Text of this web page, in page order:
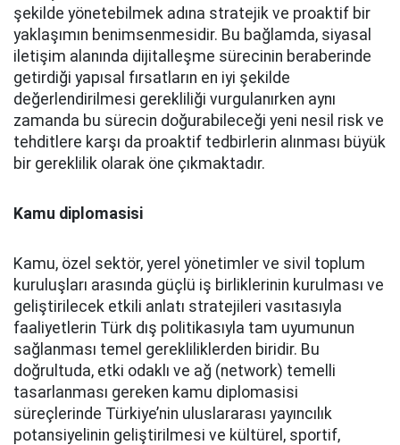
şekilde yönetebilmek adına stratejik ve proaktif bir
yaklaşımın benimsenmesidir. Bu bağlamda, siyasal
iletişim alanında dijitalleşme sürecinin beraberinde
getirdiği yapısal fırsatların en iyi şekilde
değerlendirilmesi gerekliliği vurgulanırken aynı
zamanda bu sürecin doğurabileceği yeni nesil risk ve
tehditlere karşı da proaktif tedbirlerin alınması büyük
bir gereklilik olarak öne çıkmaktadır.
Kamu diplomasisi
Kamu, özel sektör, yerel yönetimler ve sivil toplum
kuruluşları arasında güçlü iş birliklerinin kurulması ve
geliştirilecek etkili anlatı stratejileri vasıtasıyla
faaliyetlerin Türk dış politikasıyla tam uyumunun
sağlanması temel gerekliliklerden biridir. Bu
doğrultuda, etki odaklı ve ağ (network) temelli
tasarlanması gereken kamu diplomasisi
süreçlerinde Türkiye’nin uluslararası yayıncılık
potansiyelinin geliştirilmesi ve kültürel, sportif,